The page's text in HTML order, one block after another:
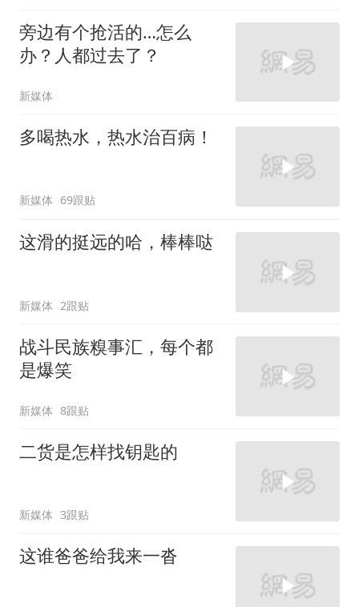
旁边有个抢活的…怎么
办？人都过去了？
新媒体
多喝热水，热水治百病！
新媒体 69跟贴
这滑的挺远的哈，棒棒哒
新媒体 2跟贴
战斗民族糗事汇，每个都
是爆笑
新媒体 8跟贴
二货是怎样找钥匙的
新媒体 3跟贴
这谁爸爸给我来一沓